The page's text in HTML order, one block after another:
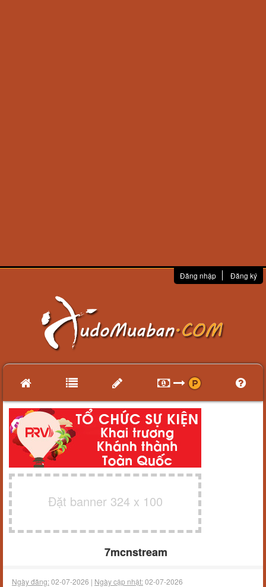
Đăng nhập Đăng ký
Đặt banner 324 x 100
7mcnstream
Ngày đăng:02-07-2026 | Ngày cập nhật:02-07-2026